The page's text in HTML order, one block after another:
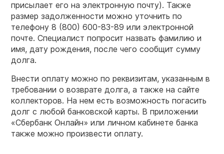
присылает его на электронную почту). Также
размер задолженности можно уточнить по
телефону 8 (800) 600-83-89 или электронной
почте. Специалист попросит назвать фамилию и
имя, дату рождения, после чего сообщит сумму
долга.
Внести оплату можно по реквизитам, указанным в
требовании о возврате долга, а также на сайте
коллекторов. На нем есть возможность погасить
долг с любой банковской карты. В приложении
«Сбербанк Онлайн» или личном кабинете банка
также можно произвести оплату.